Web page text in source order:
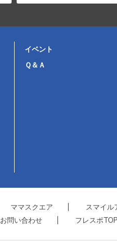
イベント
Ｑ＆Ａ
ママスクエア スマイル
お問い合わせ フレスポTOP